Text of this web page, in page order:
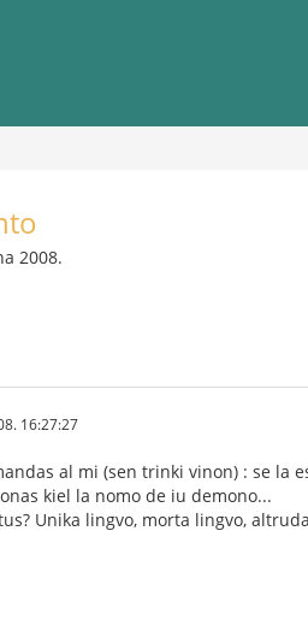
2008.
16:27:27
al mi (sen trinki vinon) : se la
kiel la nomo de iu demono...
Unika lingvo, morta lingvo,